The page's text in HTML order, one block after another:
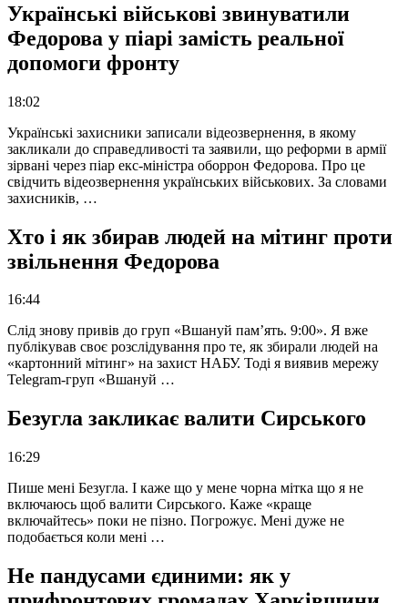
Українські військові звинуватили
Федорова у піарі замість реальної
допомоги фронту
18:02
Українські захисники записали відеозвернення, в якому
закликали до справедливості та заявили, що реформи в армії
зірвані через піар екс-міністра оборрон Федорова. Про це
свідчить відеозвернення українських військових. За словами
захисників, …
Хто і як збирав людей на мітинг проти
звільнення Федорова
16:44
Слід знову привів до груп «Вшануй пам’ять. 9:00». Я вже
публікував своє розслідування про те, як збирали людей на
«картонний мітинг» на захист НАБУ. Тоді я виявив мережу
Telegram-груп «Вшануй …
Безугла закликає валити Сирського
16:29
Пише мені Безугла. І каже що у мене чорна мітка що я не
включаюсь щоб валити Сирського. Каже «краще
включайтесь» поки не пізно. Погрожує. Мені дуже не
подобається коли мені …
Не пандусами єдиними: як у